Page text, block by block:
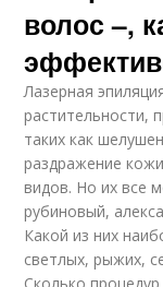
волос –,
Лазерная
растительности,
таких как
раздражение
видов. Но их все
рубиновый,
Какой из них
светлых, рыжих,